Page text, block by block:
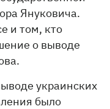
Януковича.
и том, кто
о выводе
украинских
было